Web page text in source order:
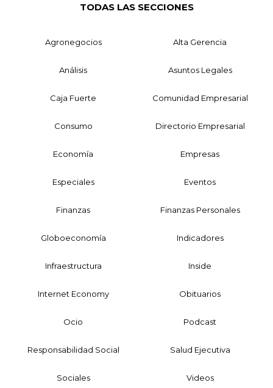
TODAS LAS SECCIONES
Agronegocios Alta Gerencia
Análisis Asuntos Legales
Caja Fuerte Comunidad Empresarial
Consumo Directorio Empresarial
Economía Empresas
Especiales Eventos
Finanzas Finanzas Personales
Globoeconomía Indicadores
Infraestructura Inside
Internet Economy Obituarios
Ocio Podcast
Responsabilidad Social Salud Ejecutiva
Sociales Videos